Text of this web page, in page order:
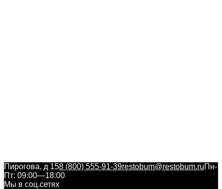
Пирогова, д 158 (800) 555-91-39restobum@restobum.ruПн-
Пт: 09:00—18:00
Мы в соц.сетях